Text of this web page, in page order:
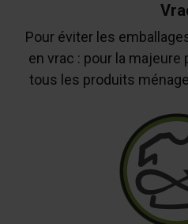
Pour éviter les
en vrac : pour la majeure
tous les produits